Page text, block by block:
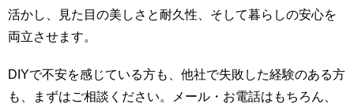
活かし、見た目の美しさと耐久性、そして暮らしの安心を
両立させます。
DIYで不安を感じている方も、他社で失敗した経験のある方
も、まずはご相談ください。メール・お電話はもちろん、